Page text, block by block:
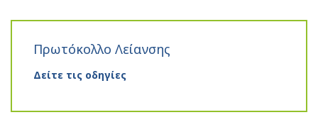
Πρωτόκολλο Λείανσης
Δείτε τις οδηγίες